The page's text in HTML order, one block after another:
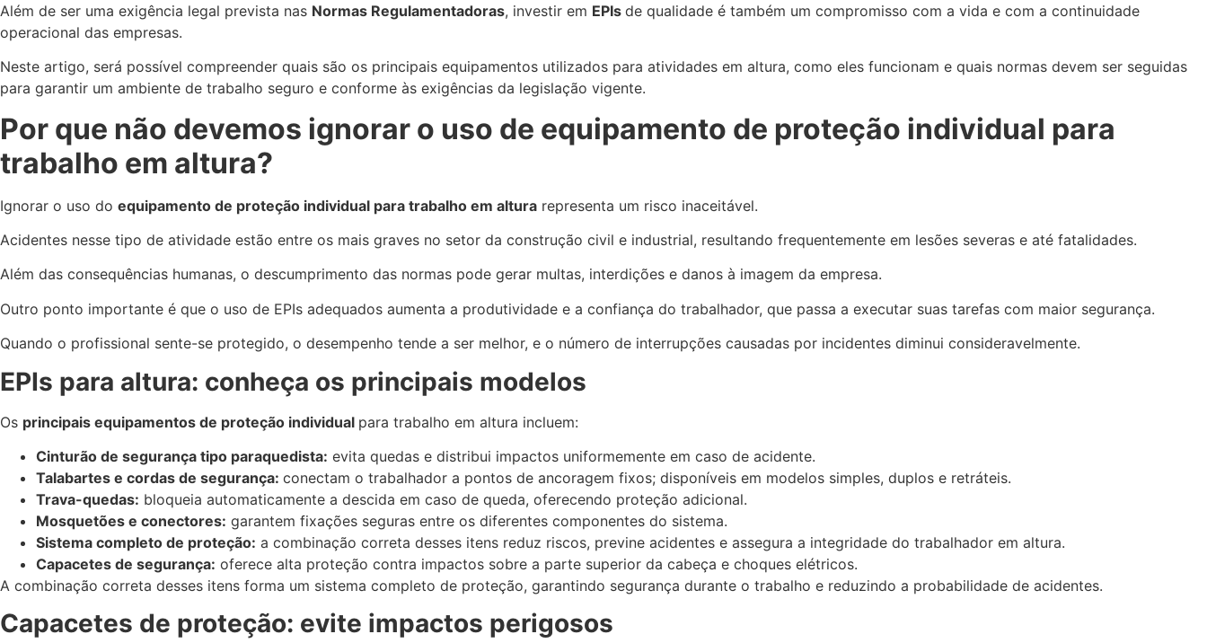
Além de ser uma exigência legal prevista nas Normas Regulamentadoras, investir em EPIs de qualidade é também um compromisso com a vida e com a continuidade
operacional das empresas.
Neste artigo, será possível compreender quais são os principais equipamentos utilizados para atividades em altura, como eles funcionam e quais normas devem ser seguidas
para garantir um ambiente de trabalho seguro e conforme às exigências da legislação vigente.
Por que não devemos ignorar o uso de equipamento de proteção individual para
trabalho em altura?
Ignorar o uso do equipamento de proteção individual para trabalho em altura representa um risco inaceitável.
Acidentes nesse tipo de atividade estão entre os mais graves no setor da construção civil e industrial, resultando frequentemente em lesões severas e até fatalidades.
Além das consequências humanas, o descumprimento das normas pode gerar multas, interdições e danos à imagem da empresa.
Outro ponto importante é que o uso de EPIs adequados aumenta a produtividade e a confiança do trabalhador, que passa a executar suas tarefas com maior segurança.
Quando o profissional sente-se protegido, o desempenho tende a ser melhor, e o número de interrupções causadas por incidentes diminui consideravelmente.
EPIs para altura: conheça os principais modelos
Os principais equipamentos de proteção individual para trabalho em altura incluem:
Cinturão de segurança tipo paraquedista: evita quedas e distribui impactos uniformemente em caso de acidente.
Talabartes e cordas de segurança: conectam o trabalhador a pontos de ancoragem fixos; disponíveis em modelos simples, duplos e retráteis.
Trava-quedas: bloqueia automaticamente a descida em caso de queda, oferecendo proteção adicional.
Mosquetões e conectores: garantem fixações seguras entre os diferentes componentes do sistema.
Sistema completo de proteção: a combinação correta desses itens reduz riscos, previne acidentes e assegura a integridade do trabalhador em altura.
Capacetes de segurança: oferece alta proteção contra impactos sobre a parte superior da cabeça e choques elétricos.
A combinação correta desses itens forma um sistema completo de proteção, garantindo segurança durante o trabalho e reduzindo a probabilidade de acidentes.
Capacetes de proteção: evite impactos perigosos